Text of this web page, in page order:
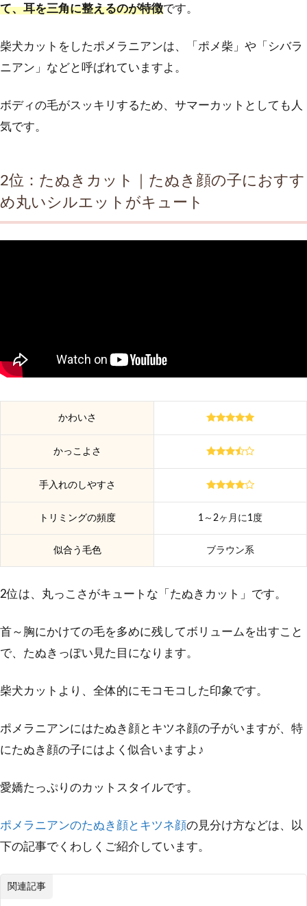
て、耳を三角に整えるのが特徴です。
柴犬カットをしたポメラニアンは、「ポメ柴」や「シバラ
ニアン」などと呼ばれていますよ。
ボディの毛がスッキリするため、サマーカットとしても人
気です。
2位：たぬきカット｜たぬき顔の子におすす
め丸いシルエットがキュート
かわいさ
かっこよさ
手入れのしやすさ
トリミングの頻度 1～2ヶ月に1度
似合う毛色 ブラウン系
2位は、丸っこさがキュートな「たぬきカット」です。
首～胸にかけての毛を多めに残してボリュームを出すこと
で、たぬきっぽい見た目になります。
柴犬カットより、全体的にモコモコした印象です。
ポメラニアンにはたぬき顔とキツネ顔の子がいますが、特
にたぬき顔の子にはよく似合いますよ♪
愛嬌たっぷりのカットスタイルです。
ポメラニアンのたぬき顔とキツネ顔の見分け方などは、以
下の記事でくわしくご紹介しています。
関連記事